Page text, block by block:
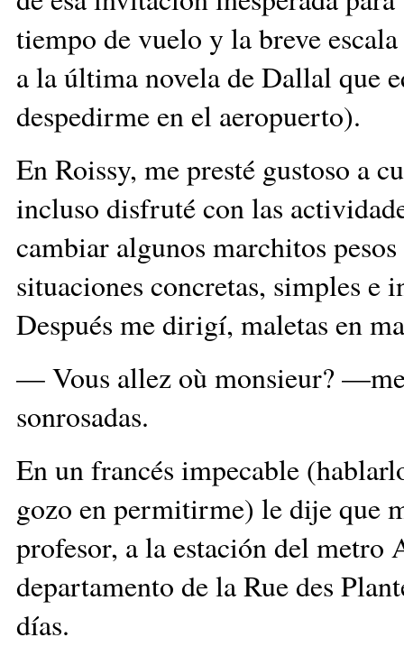
tiempo de vuelo y la breve
a la última novela de Dallal que
despedirme en el aeropuerto).
En Roissy, me presté gustoso a
incluso disfruté con las
cambiar algunos marchitos
situaciones concretas, simples e
Después me dirigí, maletas en
— Vous allez où monsieur?
sonrosadas.
En un francés impecable
gozo en permitirme) le dije que
profesor, a la estación del
departamento de la Rue des
días.